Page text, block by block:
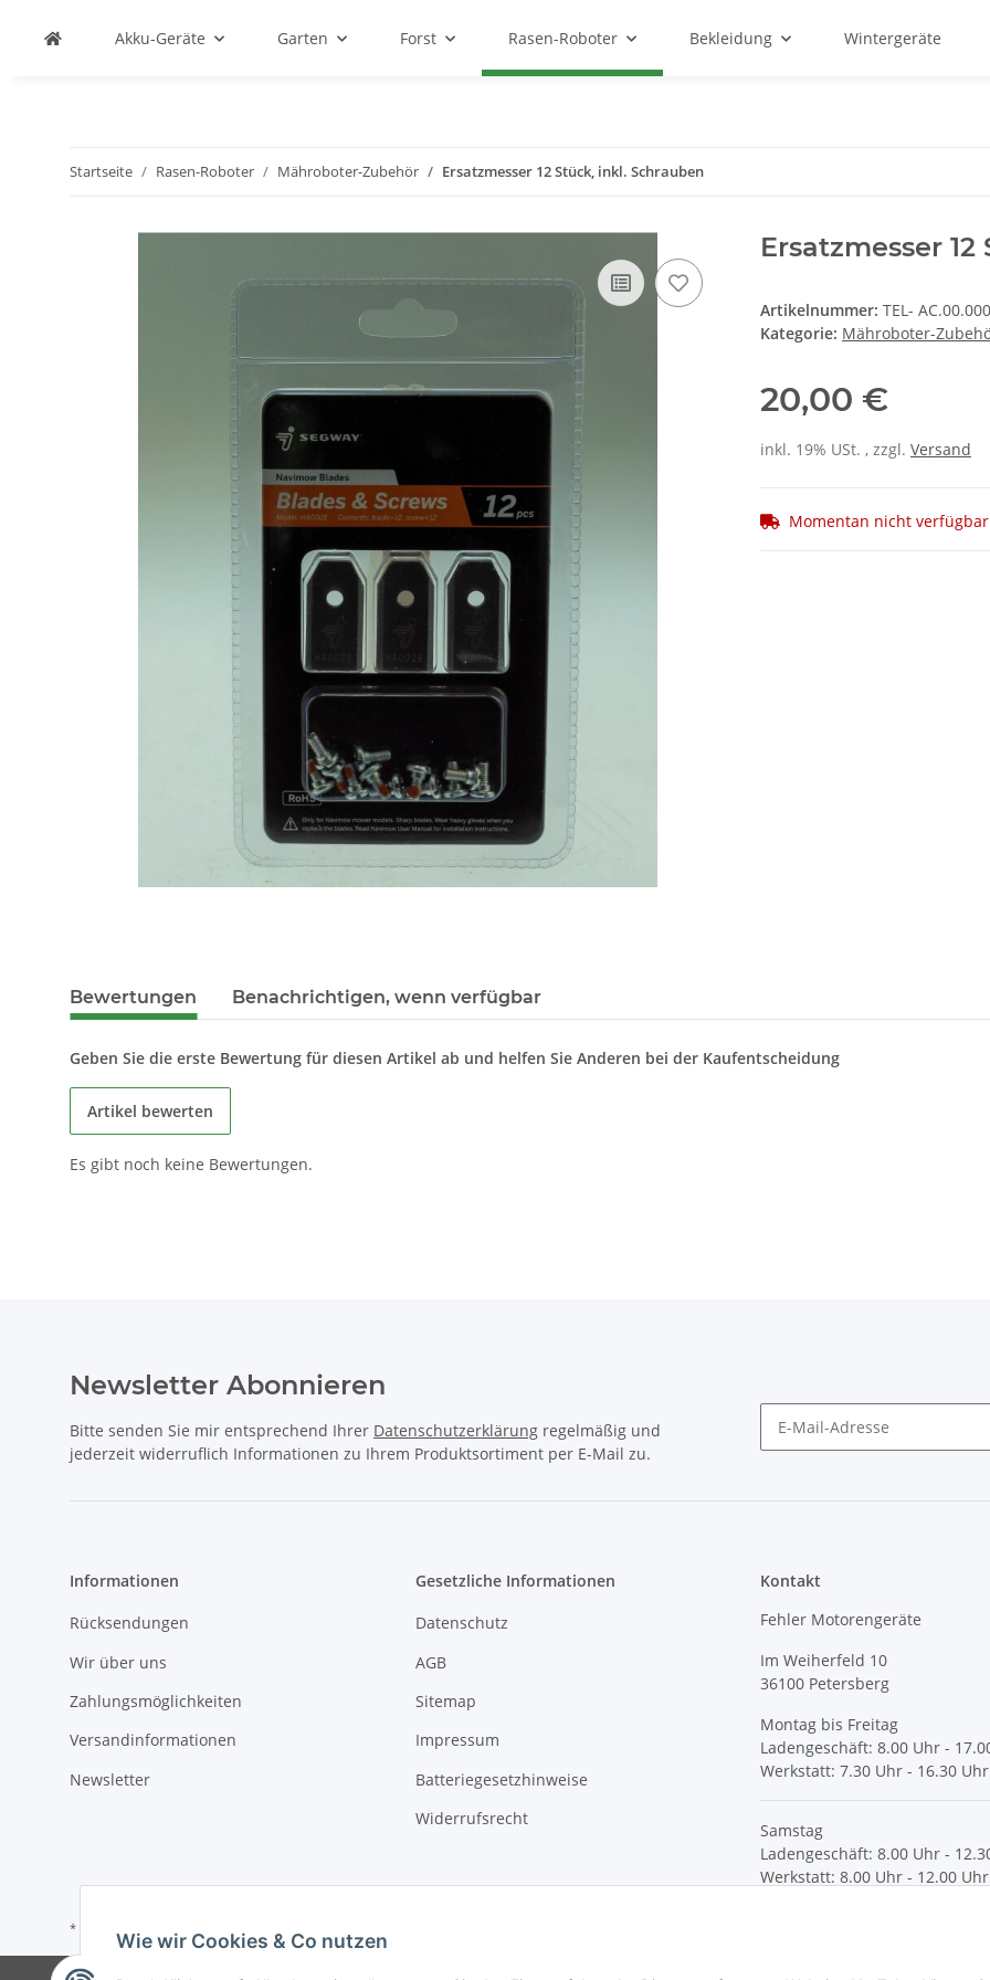
Akku-Geräte Garten Forst Rasen-Roboter Bekleidung Wintergeräte
Startseite Rasen-Roboter Mähroboter-Zubehör Ersatzmesser 12 Stück, inkl. Schrauben
Ersatzmesser
Artikelnummer: TEL-
Kategorie: Mähroboter-
20,00 €
inkl. 19% USt. , zzgl. Versand
Momentan nicht verfügbar
Bewertungen Benachrichtigen, wenn verfügbar
Geben Sie die erste Bewertung für diesen Artikel ab und helfen Sie Anderen bei der Kaufentscheidung
Artikel bewerten
Es gibt noch keine Bewertungen.
Newsletter Abonnieren
Bitte senden Sie mir entsprechend Ihrer Datenschutzerklärung regelmäßig und
jederzeit widerruflich Informationen zu Ihrem Produktsortiment per E-Mail zu.
Informationen
Rücksendungen
Wir über uns
Zahlungsmöglichkeiten
Versandinformationen
Newsletter
Gesetzliche Informationen
Datenschutz
AGB
Sitemap
Impressum
Batteriegesetzhinweise
Widerrufsrecht
Kontakt
Fehler Motorengeräte
Im Weiherfeld 10
36100 Petersberg
Montag bis Freitag
Ladengeschäft: 8.00 Uhr -
Werkstatt: 7.30 Uhr - 16.30 Uhr
Samstag
Ladengeschäft: 8.00 Uhr -
Werkstatt: 8.00 Uhr - 12.00 Uhr
* Alle Preise inkl. gesetzlicher USt., zzgl.
Wie wir Cookies & Co nutzen